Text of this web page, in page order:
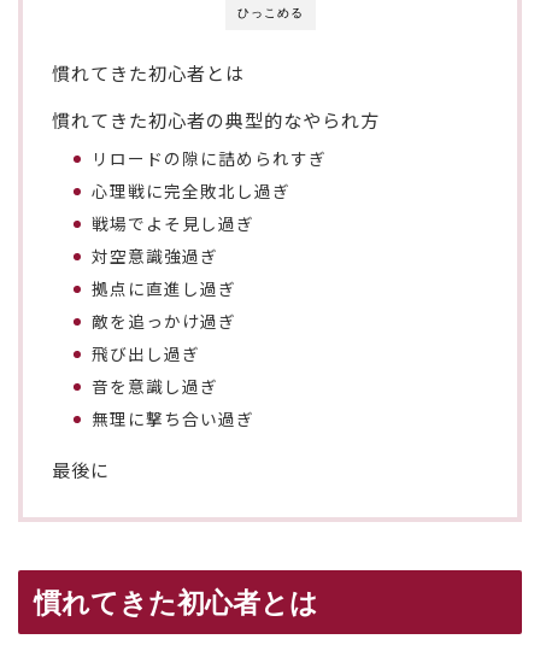
ひっこめる
慣れてきた初心者とは
慣れてきた初心者の典型的なやられ方
リロードの隙に詰められすぎ
心理戦に完全敗北し過ぎ
戦場でよそ見し過ぎ
対空意識強過ぎ
拠点に直進し過ぎ
敵を追っかけ過ぎ
飛び出し過ぎ
音を意識し過ぎ
無理に撃ち合い過ぎ
最後に
慣れてきた初心者とは